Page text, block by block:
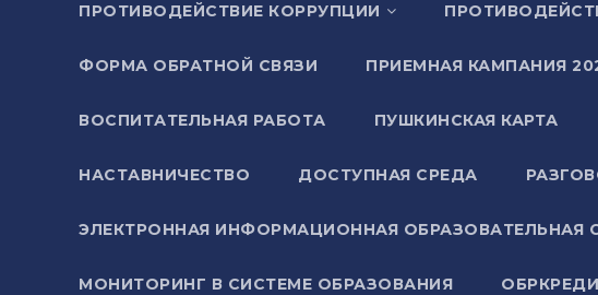
ПРОТИВОДЕЙСТВИЕ КОРРУПЦИИ
ФОРМА ОБРАТНОЙ СВЯЗИ ПРИЕМНАЯ КАМПАНИЯ
ВОСПИТАТЕЛЬНАЯ РАБОТА ПУШКИНСКАЯ КАРТА
НАСТАВНИЧЕСТВО ДОСТУПНАЯ СРЕДА
ЭЛЕКТРОННАЯ ИНФОРМАЦИОННАЯ ОБРАЗОВАТЕЛЬНАЯ
МОНИТОРИНГ В СИСТЕМЕ ОБРАЗОВАНИЯ